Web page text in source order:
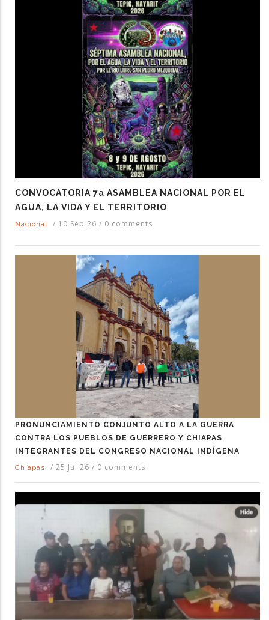
CONVOCATORIA 7a ASAMBLEA NACIONAL POR EL
AGUA, LA VIDA Y EL TERRITORIO
Nacional / 10 Sep 26 / 0 comments
PRONUNCIAMIENTO CONJUNTO ALTO A LA GUERRA
CONTRA LOS PUEBLOS DE GUERRERO Y CHIAPAS
INTEGRANTES DEL CONGRESO NACIONAL INDÍGENA
Chiapas
/ 25 Jul 26 / 0 comments